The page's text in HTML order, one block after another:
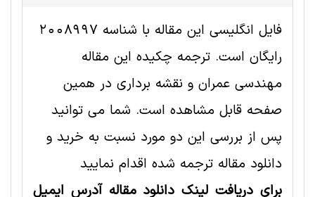
فایل انگلیسی این مقاله با شناسه 2008997
رایگان است. ترجمه چکیده این مقاله
مهندسی عمران و نقشه برداری در همین
صفحه قابل مشاهده است. شما می توانید
پس از بررسی این دو مورد نسبت به خرید و
دانلود مقاله ترجمه شده اقدام نمایید
برای دریافت لینک دانلود مقاله آدرس ایمیل